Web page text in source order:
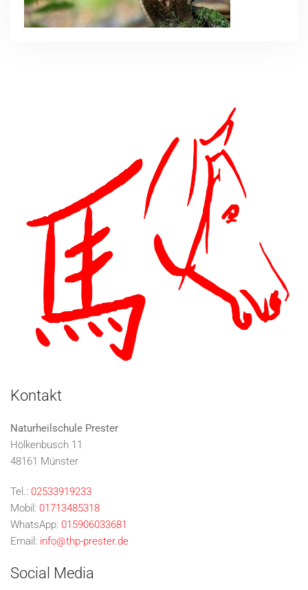
Kontakt
Naturheilschule Prester
Hölkenbusch 11
48161 Münster
Tel.: 02533919233
Mobil: 01713485318
WhatsApp: 015906033681
Email: info@thp-prester.de
Social Media